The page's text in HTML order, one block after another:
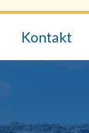
Kontakt